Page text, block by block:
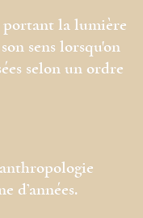
la lumière
sens lorsqu'on
selon un ordre
d’années.